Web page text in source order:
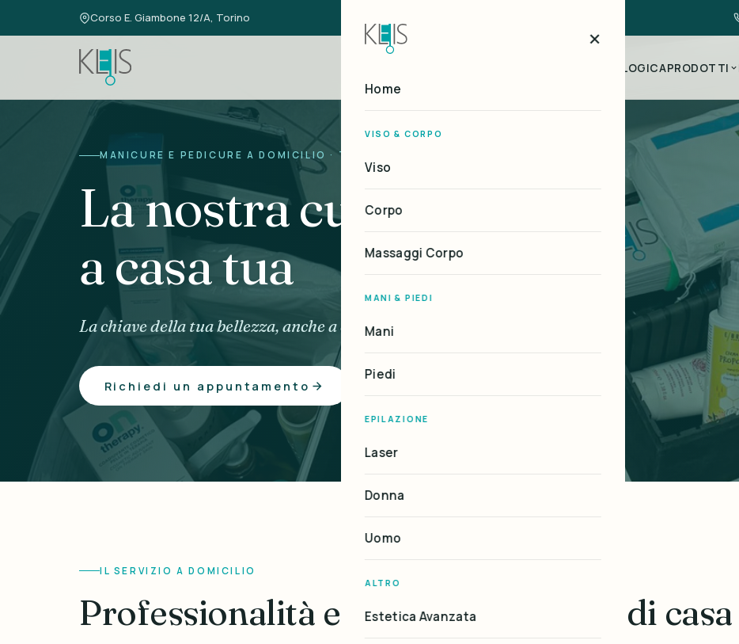
Corso E. Giambone 12/A, Torino
ESTETICA ONCOLOGICAPRODOTTI
×
Home
VISO & CORPO
Viso
Corpo
Massaggi Corpo
MANI & PIEDI
Mani
Piedi
EPILAZIONE
Laser
Donna
Uomo
ALTRO
Estetica Avanzata
MANICURE E PEDICURE A DOMICILIO · TORINO
La nostra cura,
a casa tua
La chiave della tua bellezza, anche a casa tua.
Richiedi un appuntamento
IL SERVIZIO A DOMICILIO
Professionalità e cura, nel comfort di casa